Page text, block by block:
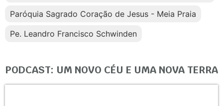
Paróquia Sagrado Coração de Jesus - Meia Praia
Pe. Leandro Francisco Schwinden
PODCAST: UM NOVO CÉU E UMA NOVA TERRA